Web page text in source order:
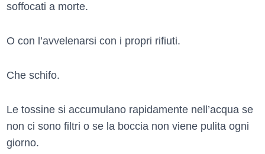
soffocati a morte.
O con l’avvelenarsi con i propri rifiuti.
Che schifo.
Le tossine si accumulano rapidamente nell’acqua se
non ci sono filtri o se la boccia non viene pulita ogni
giorno.